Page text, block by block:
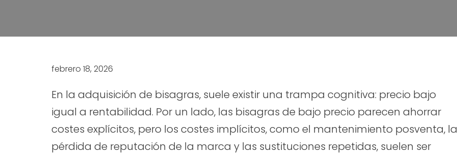
febrero 18, 2026
En la adquisición de bisagras, suele existir una trampa cognitiva: precio bajo
igual a rentabilidad. Por un lado, las bisagras de bajo precio parecen ahorrar
costes explícitos, pero los costes implícitos, como el mantenimiento posventa, la
pérdida de reputación de la marca y las sustituciones repetidas, suelen ser